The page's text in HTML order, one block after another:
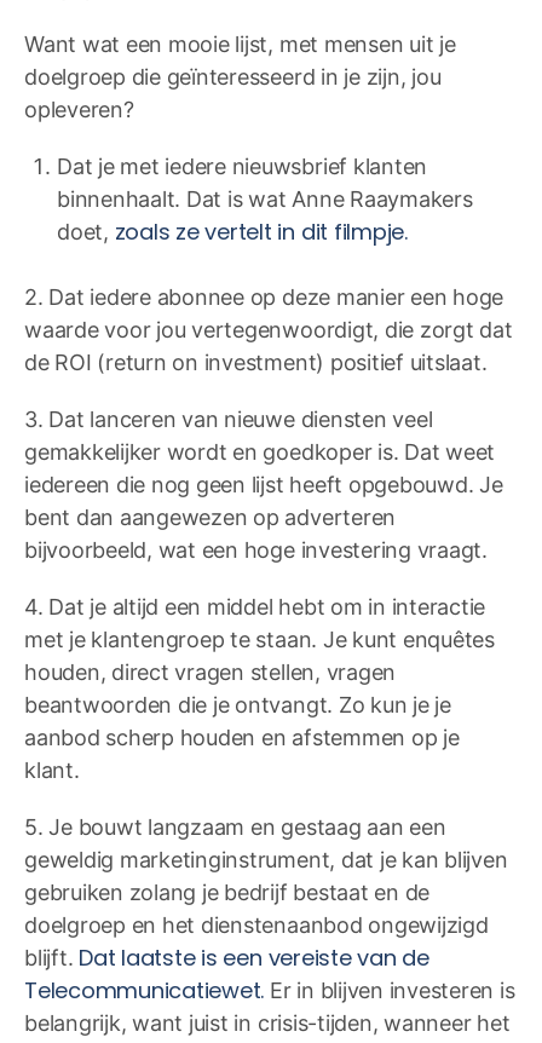
Want wat een mooie lijst, met mensen uit je
doelgroep die geïnteresseerd in je zijn, jou
opleveren?
Dat je met iedere nieuwsbrief klanten
binnenhaalt. Dat is wat Anne Raaymakers
doet, zoals ze vertelt in dit filmpje.
2. Dat iedere abonnee op deze manier een hoge
waarde voor jou vertegenwoordigt, die zorgt dat
de ROI (return on investment) positief uitslaat.
3. Dat lanceren van nieuwe diensten veel
gemakkelijker wordt en goedkoper is. Dat weet
iedereen die nog geen lijst heeft opgebouwd. Je
bent dan aangewezen op adverteren
bijvoorbeeld, wat een hoge investering vraagt.
4. Dat je altijd een middel hebt om in interactie
met je klantengroep te staan. Je kunt enquêtes
houden, direct vragen stellen, vragen
beantwoorden die je ontvangt. Zo kun je je
aanbod scherp houden en afstemmen op je
klant.
5. Je bouwt langzaam en gestaag aan een
geweldig marketinginstrument, dat je kan blijven
gebruiken zolang je bedrijf bestaat en de
doelgroep en het dienstenaanbod ongewijzigd
blijft. Dat laatste is een vereiste van de
Telecommunicatiewet. Er in blijven investeren is
belangrijk, want juist in crisis-tijden, wanneer het